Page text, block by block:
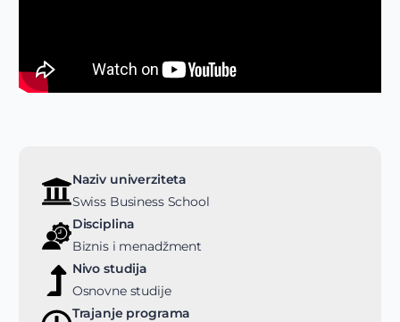
Naziv univerziteta
Swiss Business School
Disciplina
Biznis i menadžment
Nivo studija
Osnovne studije
Trajanje programa